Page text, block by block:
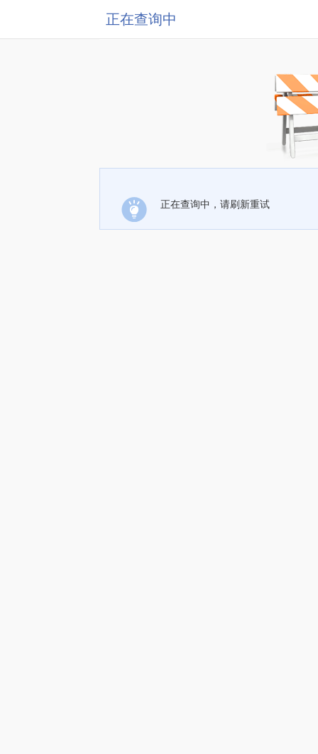
正在查询中
正在查询中，请刷新重试